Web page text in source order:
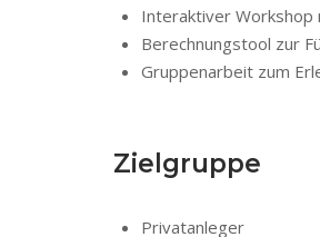
Interaktiver Workshop
Berechnungstool zur
Gruppenarbeit zum
Zielgruppe
Privatanleger